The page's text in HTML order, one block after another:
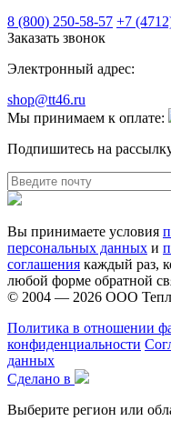
8 (800) 250-58-57 +7
Заказать звонок
Электронный адрес:
shop@tt46.ru
Мы принимаем к оплате:
Подпишитесь на
Вы принимаете условия
персональных данных и
соглашения каждый раз,
любой форме обратной
© 2004 — 2026 ООО
Политика в отношении
конфиденциальности
данных
Сделано в
Выберите регион или